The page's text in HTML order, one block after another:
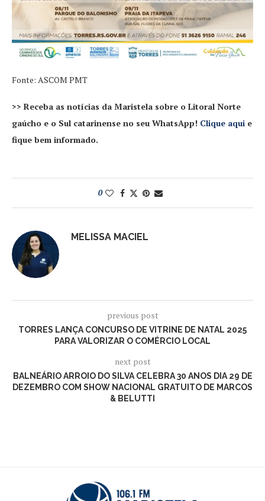
Fonte: ASCOM PMT
>> Receba as notícias da Maristela sobre o Litoral Norte
gaúcho e o Sul catarinense no seu WhatsApp! Clique aqui e
fique bem informado.
0
MELISSA MACIEL
previous post
TORRES LANÇA CONCURSO DE VITRINE DE NATAL 2025
PARA VALORIZAR O COMÉRCIO LOCAL
next post
BALNEÁRIO ARROIO DO SILVA CELEBRA 30 ANOS DIA 29 DE
DEZEMBRO COM SHOW NACIONAL GRATUITO DE MARCOS
& BELUTTI